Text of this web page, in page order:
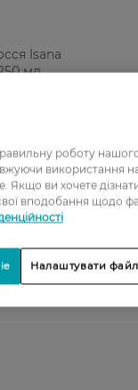
Isana
мл
роботу
використання
Якщо ви хочете
вподобання щодо
Налаштувати